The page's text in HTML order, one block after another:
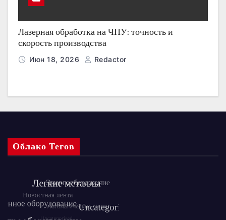
Лазерная обработка на ЧПУ: точность и
скорость производства
Июн 18, 2026 Redactor
Облако Тегов